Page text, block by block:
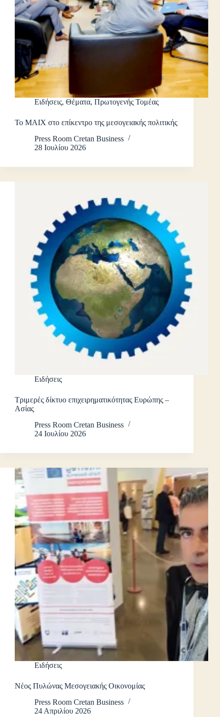
Ειδήσεις, Θέματα, Πρωτογενής Τομέας
Το ΜΑΙΧ στο επίκεντρο της μεσογειακής πολιτικής
Press Room Cretan Business
28 Ιουλίου 2026
Ειδήσεις
Τριμερές δίκτυο επιχειρηματικότητας Ευρώπης –
Ασίας
Press Room Cretan Business
24 Ιουλίου 2026
Ειδήσεις
Νέος Πυλώνας Μεσογειακής Οικονομίας
Press Room Cretan Business
24 Απριλίου 2026